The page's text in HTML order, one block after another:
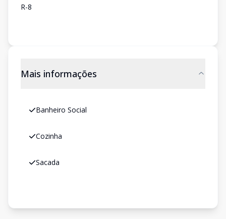
R-8
Mais informações
Banheiro Social
Cozinha
Sacada